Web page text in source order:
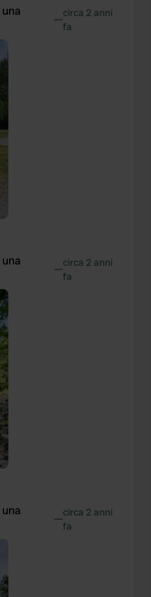
—circa 2 anni
fa
—circa 2 anni
fa
—circa 2 anni
fa